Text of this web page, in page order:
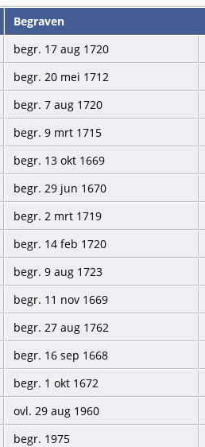
Begraven
begr. 17 aug 1720
begr. 20 mei 1712
begr. 7 aug 1720
begr. 9 mrt 1715
begr. 13 okt 1669
begr. 29 jun 1670
begr. 2 mrt 1719
begr. 14 feb 1720
begr. 9 aug 1723
begr. 11 nov 1669
begr. 27 aug 1762
begr. 16 sep 1668
begr. 1 okt 1672
ovl. 29 aug 1960
begr. 1975